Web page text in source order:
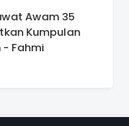
Awam 35
Kumpulan
- Fahmi